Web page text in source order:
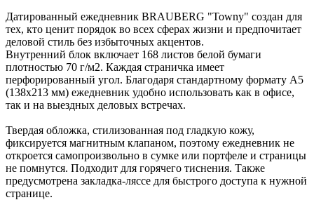
Датированный ежедневник BRAUBERG "Towny" создан для
тех, кто ценит порядок во всех сферах жизни и предпочитает
деловой стиль без избыточных акцентов.
Внутренний блок включает 168 листов белой бумаги
плотностью 70 г/м2. Каждая страничка имеет
перфорированный угол. Благодаря стандартному формату А5
(138х213 мм) ежедневник удобно использовать как в офисе,
так и на выездных деловых встречах.
Твердая обложка, стилизованная под гладкую кожу,
фиксируется магнитным клапаном, поэтому ежедневник не
откроется самопроизвольно в сумке или портфеле и страницы
не помнутся. Подходит для горячего тиснения. Также
предусмотрена закладка-ляссе для быстрого доступа к нужной
странице.